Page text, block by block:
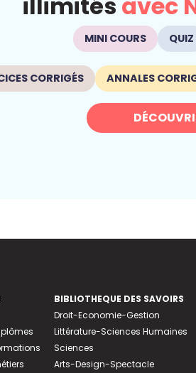
MINI COURS QUIZ
CORRIGÉS ANNALES
BIBLIOTHEQUE DES SAVOIRS
Droit-Economie-Gestion
Littérature-Sciences Humaines
Sciences
Arts-Design-Spectacle